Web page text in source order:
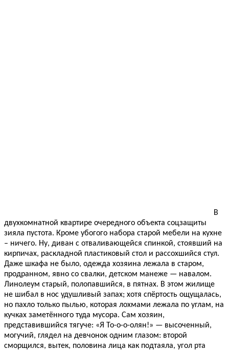
В
двухкомнатной квартире очередного объекта соцзащиты
зияла пустота. Кроме убогого набора старой мебели на кухне
– ничего. Ну, диван с отваливающейся спинкой, стоявший на
кирпичах, раскладной пластиковый стол и рассохшийся стул.
Даже шкафа не было, одежда хозяина лежала в старом,
продранном, явно со свалки, детском манеже — навалом.
Линолеум старый, полопавшийся, в пятнах. В этом жилище
не шибал в нос удушливый запах; хотя спёртость ощущалась,
но пахло только пылью, которая лохмами лежала по углам, на
кучках заметённого туда мусора. Сам хозяин,
представившийся тягуче: «Я То-о-о-олян!» — высоченный,
могучий, глядел на девчонок одним глазом: второй
сморщился, вытек, половина лица как подтаяла, угол рта